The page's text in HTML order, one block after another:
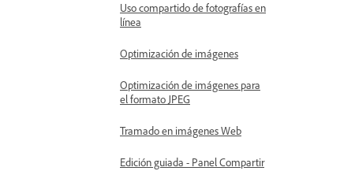
Uso compartido de fotografías en
línea
Optimización de imágenes
Optimización de imágenes para
el formato JPEG
Tramado en imágenes Web
Edición guiada - Panel Compartir